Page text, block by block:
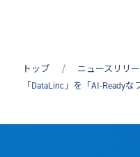
トップ ニュースリリ
「DataLinc」を「AI-Ready